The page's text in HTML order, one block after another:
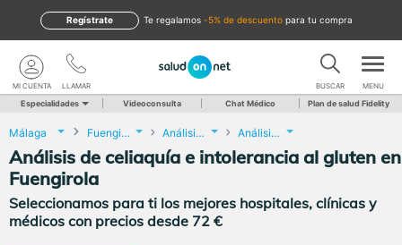
te regalamos -5% de descuento para tu compra
Regístrate
LLAMAR
MI CUENTA BUSCAR MENU
Especialidades Videoconsulta Chat Médico Plan de salud Fidelity
Málaga Fuengirola Análisis Clínicos Análisis de celiaquía e intolerancia al gluten
Análisis de celiaquía e intolerancia al gluten en
Fuengirola
Seleccionamos para ti los mejores hospitales, clínicas y
médicos con precios desde 72 €